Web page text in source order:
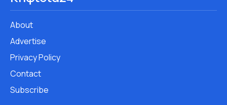
About
Advertise
Privacy Policy
Contact
Subscribe